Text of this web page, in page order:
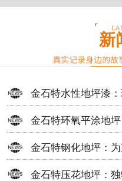
新
金石特水性地坪漆
案
金石特环氧平涂地
选择
金石特钢化地坪：
金石特压花地坪：